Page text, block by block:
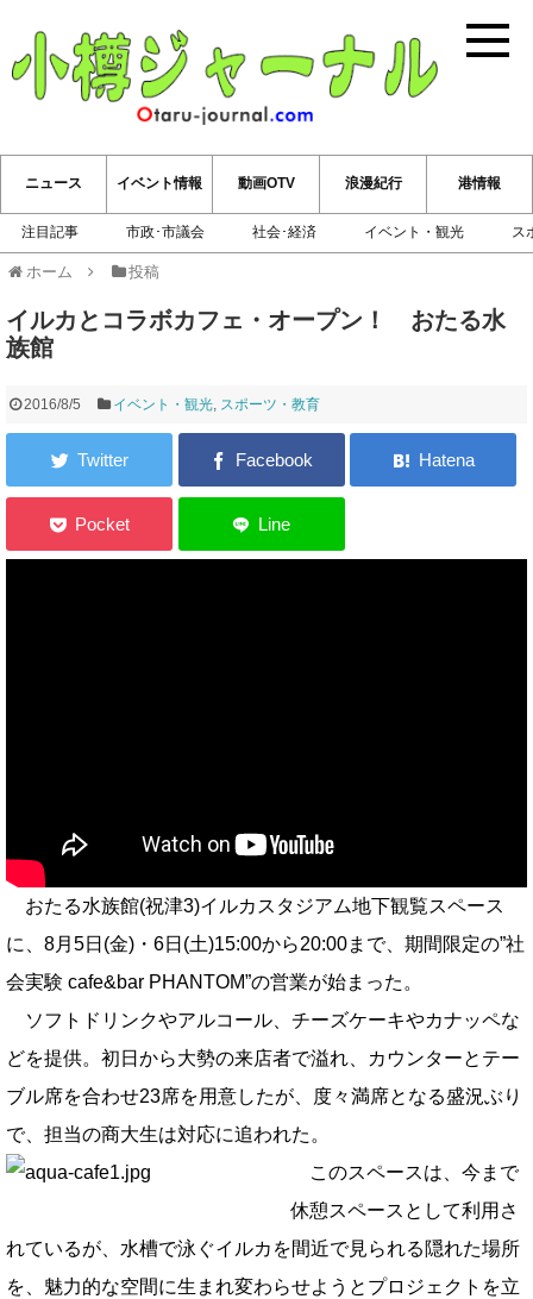
小樽ジ
ニュース
注目記事 市政･市議会 社会･経済 イベント・観光 ス
イベント情報 動画OTV 浪漫紀行 港情報
ホーム 投稿
イルカとコラボカフェ・オープン！ おたる水
族館
2016/8/5 イベント・観光 スポーツ・教育
おたる水族館(祝津3)イルカスタジアム地下観覧スペース
に、8月5日(金)・6日(土)15:00から20:00まで、期間限定の”社
会実験 cafe&bar PHANTOM”の営業が始まった。
ソフトドリンクやアルコール、チーズケーキやカナッペな
どを提供。初日から大勢の来店者で溢れ、カウンターとテー
ブル席を合わせ23席を用意したが、度々満席となる盛況ぶり
で、担当の商大生は対応に追われた。
このスペースは、今まで
休憩スペースとして利用さ
れているが、水槽で泳ぐイルカを間近で見られる隠れた場所
を、魅力的な空間に生まれ変わらせようとプロジェクトを立